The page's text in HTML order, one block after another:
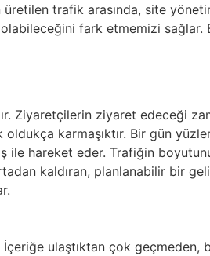
trafik arasında, site
fark etmemizi sağlar.
Ziyaretçilerin ziyaret edeceği
karmaşıktır. Bir gün
ile hareket eder. Trafiğin
kaldıran, planlanabilir bir
İçeriğe ulaştıktan çok